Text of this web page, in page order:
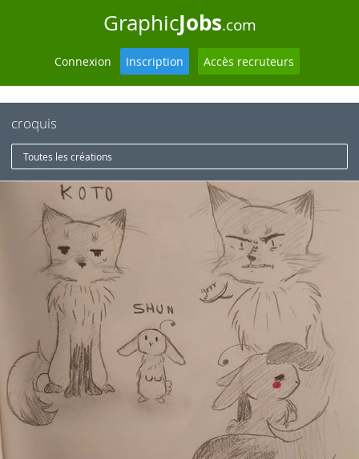
GraphicJobs.com
Connexion Inscription Accès recruteurs
croquis
Toutes les créations